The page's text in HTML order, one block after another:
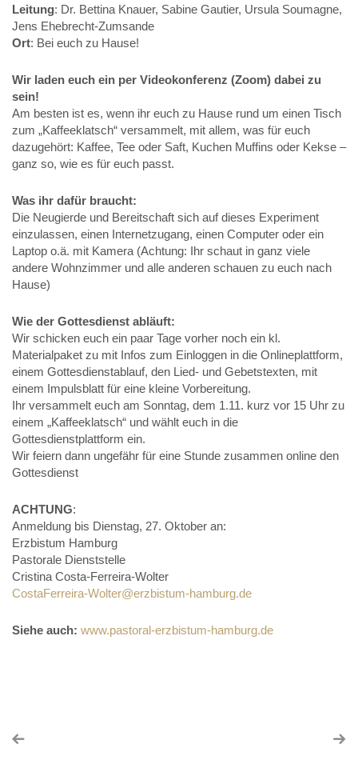
Leitung: Dr. Bettina Knauer, Sabine Gautier, Ursula Soumagne,
Jens Ehebrecht-Zumsande
Ort: Bei euch zu Hause!
Wir laden euch ein per Videokonferenz (Zoom) dabei zu
sein!
Am besten ist es, wenn ihr euch zu Hause rund um einen Tisch
zum „Kaffeeklatsch“ versammelt, mit allem, was für euch
dazugehört: Kaffee, Tee oder Saft, Kuchen Muffins oder Kekse –
ganz so, wie es für euch passt.
Was ihr dafür braucht:
Die Neugierde und Bereitschaft sich auf dieses Experiment
einzulassen, einen Internetzugang, einen Computer oder ein
Laptop o.ä. mit Kamera (Achtung: Ihr schaut in ganz viele
andere Wohnzimmer und alle anderen schauen zu euch nach
Hause)
Wie der Gottesdienst abläuft:
Wir schicken euch ein paar Tage vorher noch ein kl.
Materialpaket zu mit Infos zum Einloggen in die Onlineplattform,
einem Gottesdienstablauf, den Lied- und Gebetstexten, mit
einem Impulsblatt für eine kleine Vorbereitung.
Ihr versammelt euch am Sonntag, dem 1.11. kurz vor 15 Uhr zu
einem „Kaffeeklatsch“ und wählt euch in die
Gottesdienstplattform ein.
Wir feiern dann ungefähr für eine Stunde zusammen online den
Gottesdienst
ACHTUNG:
Anmeldung bis Dienstag, 27. Oktober an:
Erzbistum Hamburg
Pastorale Dienststelle
Cristina Costa-Ferreira-Wolter
CostaFerreira-Wolter@erzbistum-hamburg.de
Siehe auch: www.pastoral-erzbistum-hamburg.de